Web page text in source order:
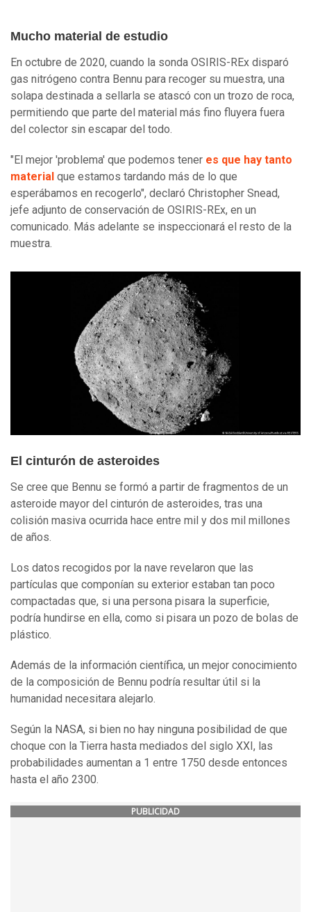
Mucho material de estudio
En octubre de 2020, cuando la sonda OSIRIS-REx disparó
gas nitrógeno contra Bennu para recoger su muestra, una
solapa destinada a sellarla se atascó con un trozo de roca,
permitiendo que parte del material más fino fluyera fuera
del colector sin escapar del todo.
"El mejor 'problema' que podemos tener es que hay tanto
material que estamos tardando más de lo que
esperábamos en recogerlo", declaró Christopher Snead,
jefe adjunto de conservación de OSIRIS-REx, en un
comunicado. Más adelante se inspeccionará el resto de la
muestra.
El cinturón de asteroides
Se cree que Bennu se formó a partir de fragmentos de un
asteroide mayor del cinturón de asteroides, tras una
colisión masiva ocurrida hace entre mil y dos mil millones
de años.
Los datos recogidos por la nave revelaron que las
partículas que componían su exterior estaban tan poco
compactadas que, si una persona pisara la superficie,
podría hundirse en ella, como si pisara un pozo de bolas de
plástico.
Además de la información científica, un mejor conocimiento
de la composición de Bennu podría resultar útil si la
humanidad necesitara alejarlo.
Según la NASA, si bien no hay ninguna posibilidad de que
choque con la Tierra hasta mediados del siglo XXI, las
probabilidades aumentan a 1 entre 1750 desde entonces
hasta el año 2300.
PUBLICIDAD